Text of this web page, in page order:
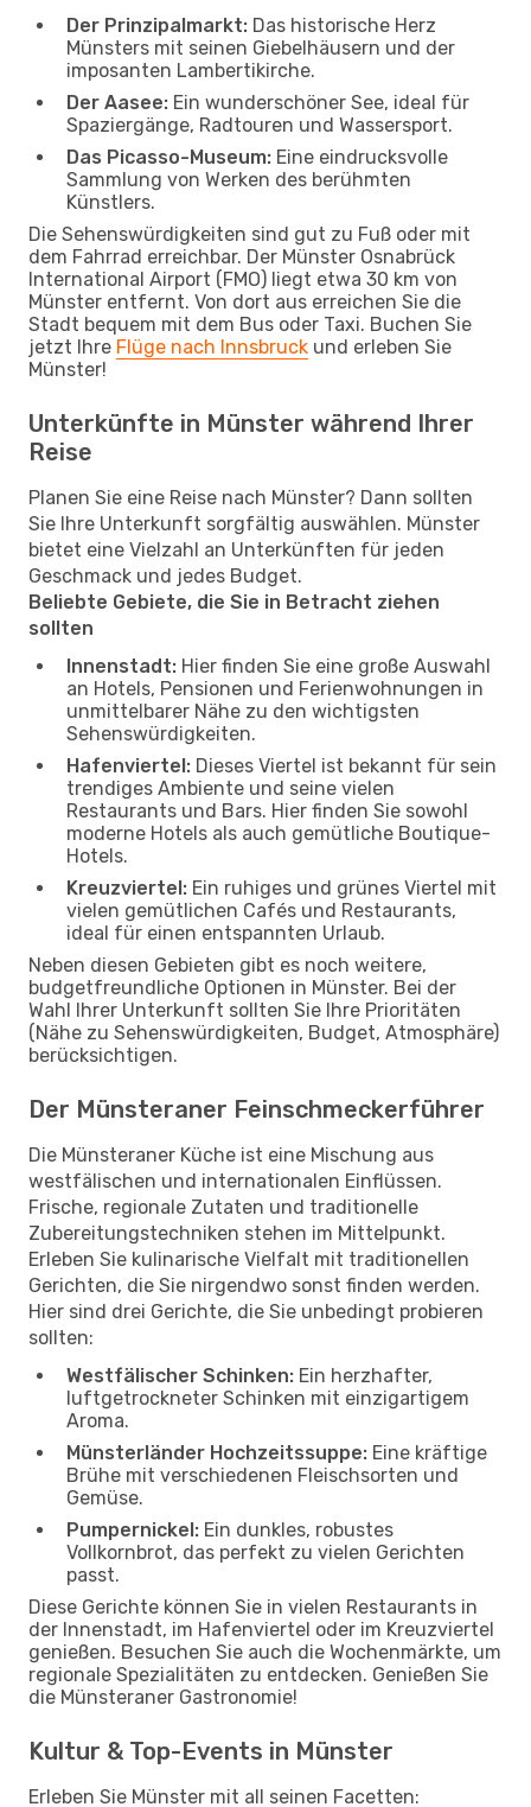
Der Prinzipalmarkt: Das historische Herz
Münsters mit seinen Giebelhäusern und der
imposanten Lambertikirche.
Der Aasee: Ein wunderschöner See, ideal für
Spaziergänge, Radtouren und Wassersport.
Das Picasso-Museum: Eine eindrucksvolle
Sammlung von Werken des berühmten
Künstlers.
Die Sehenswürdigkeiten sind gut zu Fuß oder mit
dem Fahrrad erreichbar. Der Münster Osnabrück
International Airport (FMO) liegt etwa 30 km von
Münster entfernt. Von dort aus erreichen Sie die
Stadt bequem mit dem Bus oder Taxi. Buchen Sie
jetzt Ihre Flüge nach Innsbruck und erleben Sie
Münster!
Unterkünfte in Münster während Ihrer
Reise
Planen Sie eine Reise nach Münster? Dann sollten
Sie Ihre Unterkunft sorgfältig auswählen. Münster
bietet eine Vielzahl an Unterkünften für jeden
Geschmack und jedes Budget.
Beliebte Gebiete, die Sie in Betracht ziehen
sollten
Innenstadt: Hier finden Sie eine große Auswahl
an Hotels, Pensionen und Ferienwohnungen in
unmittelbarer Nähe zu den wichtigsten
Sehenswürdigkeiten.
Hafenviertel: Dieses Viertel ist bekannt für sein
trendiges Ambiente und seine vielen
Restaurants und Bars. Hier finden Sie sowohl
moderne Hotels als auch gemütliche Boutique-
Hotels.
Kreuzviertel: Ein ruhiges und grünes Viertel mit
vielen gemütlichen Cafés und Restaurants,
ideal für einen entspannten Urlaub.
Neben diesen Gebieten gibt es noch weitere,
budgetfreundliche Optionen in Münster. Bei der
Wahl Ihrer Unterkunft sollten Sie Ihre Prioritäten
(Nähe zu Sehenswürdigkeiten, Budget, Atmosphäre)
berücksichtigen.
Der Münsteraner Feinschmeckerführer
Die Münsteraner Küche ist eine Mischung aus
westfälischen und internationalen Einflüssen.
Frische, regionale Zutaten und traditionelle
Zubereitungstechniken stehen im Mittelpunkt.
Erleben Sie kulinarische Vielfalt mit traditionellen
Gerichten, die Sie nirgendwo sonst finden werden.
Hier sind drei Gerichte, die Sie unbedingt probieren
sollten:
Westfälischer Schinken: Ein herzhafter,
luftgetrockneter Schinken mit einzigartigem
Aroma.
Münsterländer Hochzeitssuppe: Eine kräftige
Brühe mit verschiedenen Fleischsorten und
Gemüse.
Pumpernickel: Ein dunkles, robustes
Vollkornbrot, das perfekt zu vielen Gerichten
passt.
Diese Gerichte können Sie in vielen Restaurants in
der Innenstadt, im Hafenviertel oder im Kreuzviertel
genießen. Besuchen Sie auch die Wochenmärkte, um
regionale Spezialitäten zu entdecken. Genießen Sie
die Münsteraner Gastronomie!
Kultur & Top-Events in Münster
Erleben Sie Münster mit all seinen Facetten: